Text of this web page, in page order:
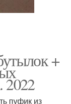
+
2022
пуфик из